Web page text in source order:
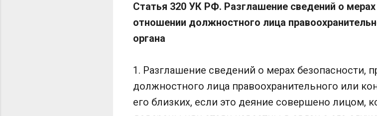
Статья 320 УК РФ. Разглашение сведений о
отношении должностного лица
органа
1. Разглашение сведений о мерах
должностного лица правоохранительного или
его близких, если это деяние совершено лицом,